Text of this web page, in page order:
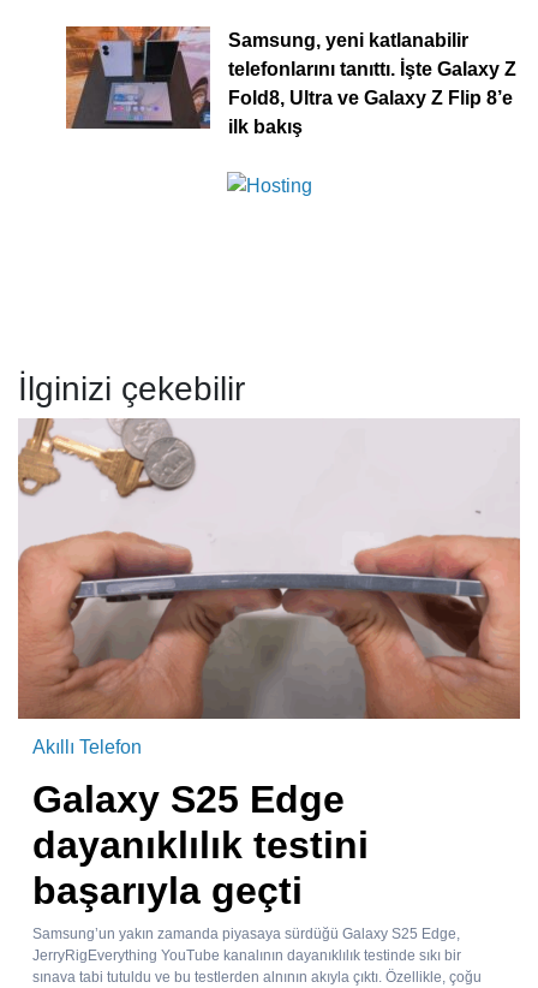
Samsung, yeni katlanabilir
telefonlarını tanıttı. İşte Galaxy Z
Fold8, Ultra ve Galaxy Z Flip 8’e
ilk bakış
İlginizi çekebilir
Akıllı Telefon
Galaxy S25 Edge
dayanıklılık testini
başarıyla geçti
Samsung’un yakın zamanda piyasaya sürdüğü Galaxy S25 Edge,
JerryRigEverything YouTube kanalının dayanıklılık testinde sıkı bir
sınava tabi tutuldu ve bu testlerden alnının akıyla çıktı. Özellikle, çoğu